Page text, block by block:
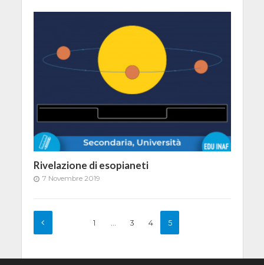
Rivelazione di esopianeti
7 Novembre 2019
1 … 3 4 5